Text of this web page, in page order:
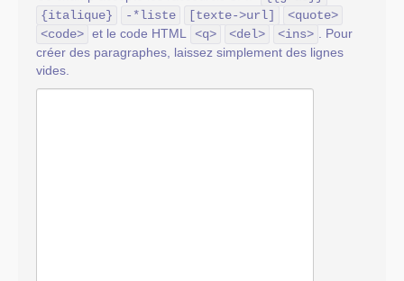
{italique}
-*liste [texte->url]
<quote>
<code> et le code HTML <q> <del> <ins>
. Pour
créer des paragraphes, laissez simplement des lignes
vides.